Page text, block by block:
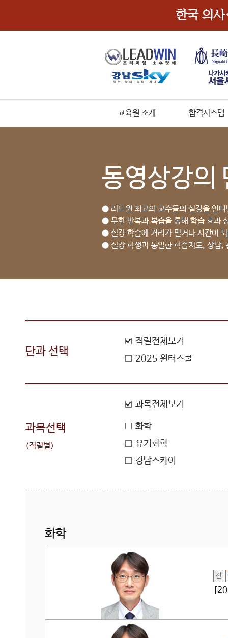
교육원 소개 합격시스템
동영상강의
● 리드윈 최고의 교수들의 실강을 인터
● 무한 반복과 복습을 통해 학습 효과
● 실강 학습에 거리가 멀거나 시간이
● 실강 학생과 동일한 학습지도, 상담,
단과 선택
직렬전체보기
2025 윈터스쿨
과목선택
(직렬별)
과목전체보기
화학
유기화학
강남스카이
화학
진